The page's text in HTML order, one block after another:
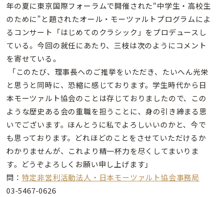
年の夏に東京国際フォーラムで開催された“中学生・高校生
のために”と題されたオール・モーツァルトプログラムによ
るコンサート「はじめてのクラシック」をプロデュースし
ている。今回の就任にあたり、三枝は次のようにコメント
を寄せている。
「このたび、理事長へのご推挙をいただき、たいへん光栄
と思うと同時に、恐縮に感じております。学生時代から日
本モーツァルト協会のことは存じておりましたので、この
ような歴史ある会の重職を担うことに、身の引き締まる思
いでございます。ほんとうに私でよろしいいのかと、今で
も思っております。どれほどのことをさせていただけるか
わかりませんが、これより精一杯力を尽くしてまいりま
す。どうぞよろしくお願い申し上げます」
問： 特定非営利活動法人・日本モーツァルト協会事務局
03-5467-0626